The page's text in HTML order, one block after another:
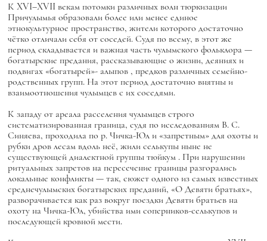
К XVI–XVII векам потомки различных волн тюркизации
Причулымья образовали более или менее единое
этнокультурное пространство, жители которого достаточно
чётко отличали себя от соседей. Судя по всему, в этот же
период складывается и важная часть чулымского фольклора —
богатырские предания, рассказывающие о жизни, деяниях и
подвигах «богатырей»- алыпов , предков различных семейно-
родственных групп. На этот период достаточно внятны и
взаимоотношения чулымцев с их соседями.
К западу от ареала расселения чулымцев строго
систематизированная граница, судя по исследованиям В. С.
Синяева, проходила по р. Чичка-Юл и «запретным» для охоты и
рубки дров лесам вдоль неё, жили селькупы ныне не
существующей диалектной группы тюйкум . При нарушении
ритуальных запретов на пересечение границы разгорались
локальные конфликты — так, сюжет одного из самых известных
среднечулымских богатырских преданий, «О Девяти братьях»,
разворачивается как раз вокруг поездки Девяти братьев на
охоту на Чичка-Юл, убийства ими соперников-селькупов и
последующей кровной мести.